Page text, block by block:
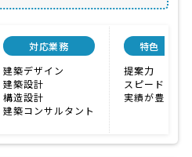
対応業務
建築デザイン
建築設計
構造設計
建築コンサルタント
特色
提案力
スピード
実績が豊富